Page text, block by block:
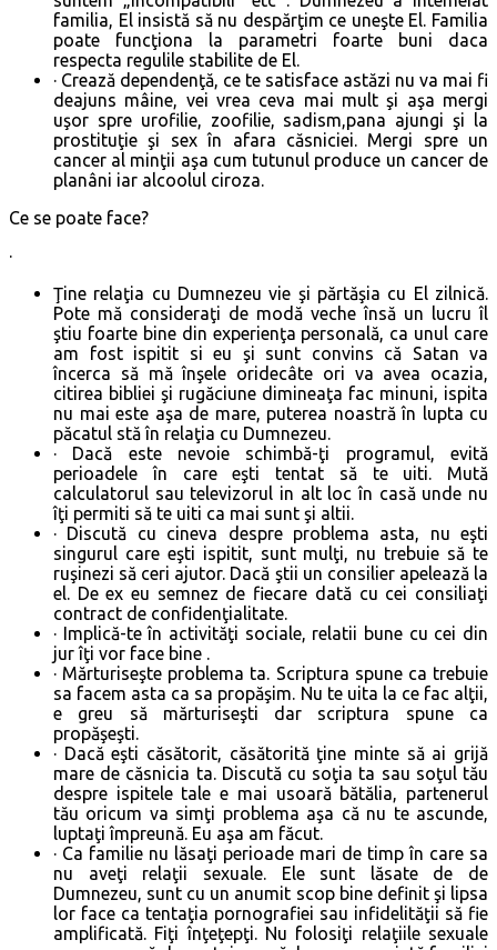
familia, El insistă să nu despărţim ce uneşte El. Familia
poate funcţiona la parametri foarte buni daca
respecta regulile stabilite de El.
· Crează dependenţă, ce te satisface astăzi nu va mai fi
deajuns mâine, vei vrea ceva mai mult şi aşa mergi
uşor spre urofilie, zoofilie, sadism,pana ajungi şi la
prostituţie şi sex în afara căsniciei. Mergi spre un
cancer al minţii aşa cum tutunul produce un cancer de
planâni iar alcoolul ciroza.
Ce se poate face?
·
Ţine relaţia cu Dumnezeu vie şi părtăşia cu El zilnică.
Pote mă consideraţi de modă veche însă un lucru îl
ştiu foarte bine din experienţa personală, ca unul care
am fost ispitit si eu şi sunt convins că Satan va
încerca să mă înşele oridecâte ori va avea ocazia,
citirea bibliei şi rugăciune dimineaţa fac minuni, ispita
nu mai este aşa de mare, puterea noastră în lupta cu
păcatul stă în relaţia cu Dumnezeu.
· Dacă este nevoie schimbă-ţi programul, evită
perioadele în care eşti tentat să te uiti. Mută
calculatorul sau televizorul in alt loc în casă unde nu
îţi permiti să te uiti ca mai sunt şi altii.
· Discută cu cineva despre problema asta, nu eşti
singurul care eşti ispitit, sunt mulţi, nu trebuie să te
ruşinezi să ceri ajutor. Dacă ştii un consilier apelează la
el. De ex eu semnez de fiecare dată cu cei consiliaţi
contract de confidenţialitate.
· Implică-te în activităţi sociale, relatii bune cu cei din
jur îţi vor face bine .
· Mărturiseşte problema ta. Scriptura spune ca trebuie
sa facem asta ca sa propăşim. Nu te uita la ce fac alţii,
e greu să mărturiseşti dar scriptura spune ca
propăşeşti.
· Dacă eşti căsătorit, căsătorită ţine minte să ai grijă
mare de căsnicia ta. Discută cu soţia ta sau soţul tău
despre ispitele tale e mai usoară bătălia, partenerul
tău oricum va simţi problema aşa că nu te ascunde,
luptaţi împreună. Eu aşa am făcut.
· Ca familie nu lăsaţi perioade mari de timp în care sa
nu aveţi relaţii sexuale. Ele sunt lăsate de de
Dumnezeu, sunt cu un anumit scop bine definit şi lipsa
lor face ca tentaţia pornografiei sau infidelităţii să fie
amplificată. Fiţi înţeţepţi. Nu folosiţi relaţiile sexuale